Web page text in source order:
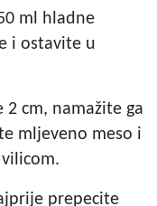
ml hladne
i ostavite u
2 cm, namažite ga
mljeveno meso i
prepecite